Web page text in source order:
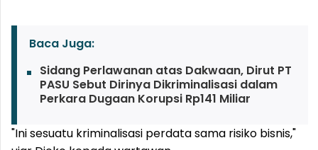
Baca Juga:
Sidang Perlawanan atas Dakwaan, Dirut PT
PASU Sebut Dirinya Dikriminalisasi dalam
Perkara Dugaan Korupsi Rp141 Miliar
"Ini sesuatu kriminalisasi perdata sama risiko bisnis,"